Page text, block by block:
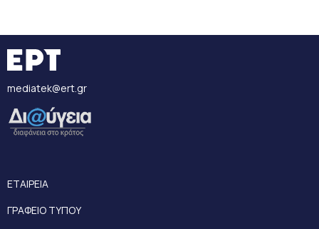
mediatek@ert.gr
ΕΤΑΙΡΕΙΑ
ΓΡΑΦΕΙΟ ΤΥΠΟΥ